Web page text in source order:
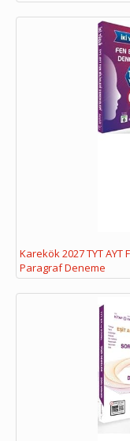
Karekök 2027 TYT
Paragraf Deneme